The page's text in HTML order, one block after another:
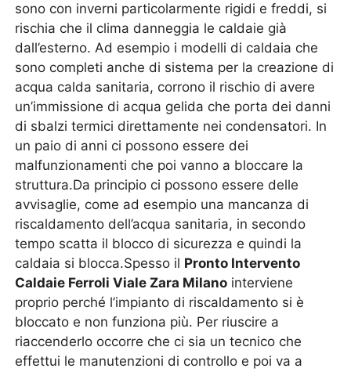
sono con inverni particolarmente rigidi e freddi, si
rischia che il clima danneggia le caldaie già
dall’esterno. Ad esempio i modelli di caldaia che
sono completi anche di sistema per la creazione di
acqua calda sanitaria, corrono il rischio di avere
un’immissione di acqua gelida che porta dei danni
di sbalzi termici direttamente nei condensatori. In
un paio di anni ci possono essere dei
malfunzionamenti che poi vanno a bloccare la
struttura.Da principio ci possono essere delle
avvisaglie, come ad esempio una mancanza di
riscaldamento dell’acqua sanitaria, in secondo
tempo scatta il blocco di sicurezza e quindi la
caldaia si blocca.Spesso il Pronto Intervento
Caldaie Ferroli Viale Zara Milano interviene
proprio perché l’impianto di riscaldamento si è
bloccato e non funziona più. Per riuscire a
riaccenderlo occorre che ci sia un tecnico che
effettui le manutenzioni di controllo e poi va a